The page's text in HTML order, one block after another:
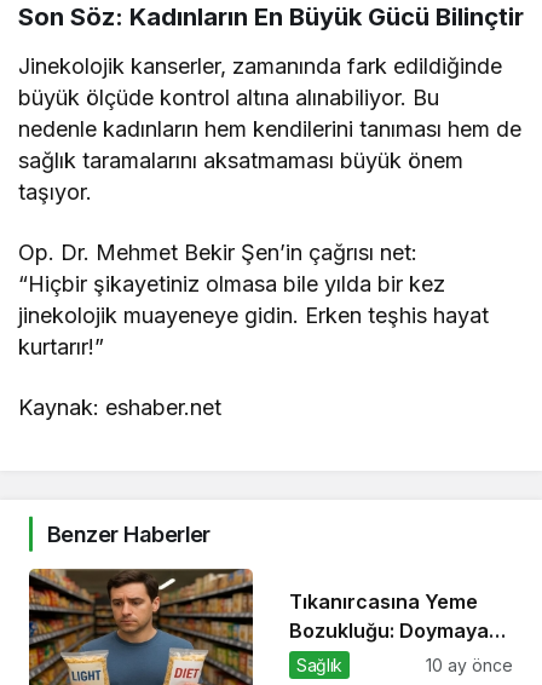
Son Söz: Kadınların En Büyük Gücü Bilinçtir
Jinekolojik kanserler, zamanında fark edildiğinde
büyük ölçüde kontrol altına alınabiliyor. Bu
nedenle kadınların hem kendilerini tanıması hem de
sağlık taramalarını aksatmaması büyük önem
taşıyor.
Op. Dr. Mehmet Bekir Şen’in çağrısı net:
“Hiçbir şikayetiniz olmasa bile yılda bir kez
jinekolojik muayeneye gidin. Erken teşhis hayat
kurtarır!”
Kaynak: eshaber.net
Benzer Haberler
Tıkanırcasına Yeme
Bozukluğu: Doymayan
Duygular
Sağlık 10 ay önce